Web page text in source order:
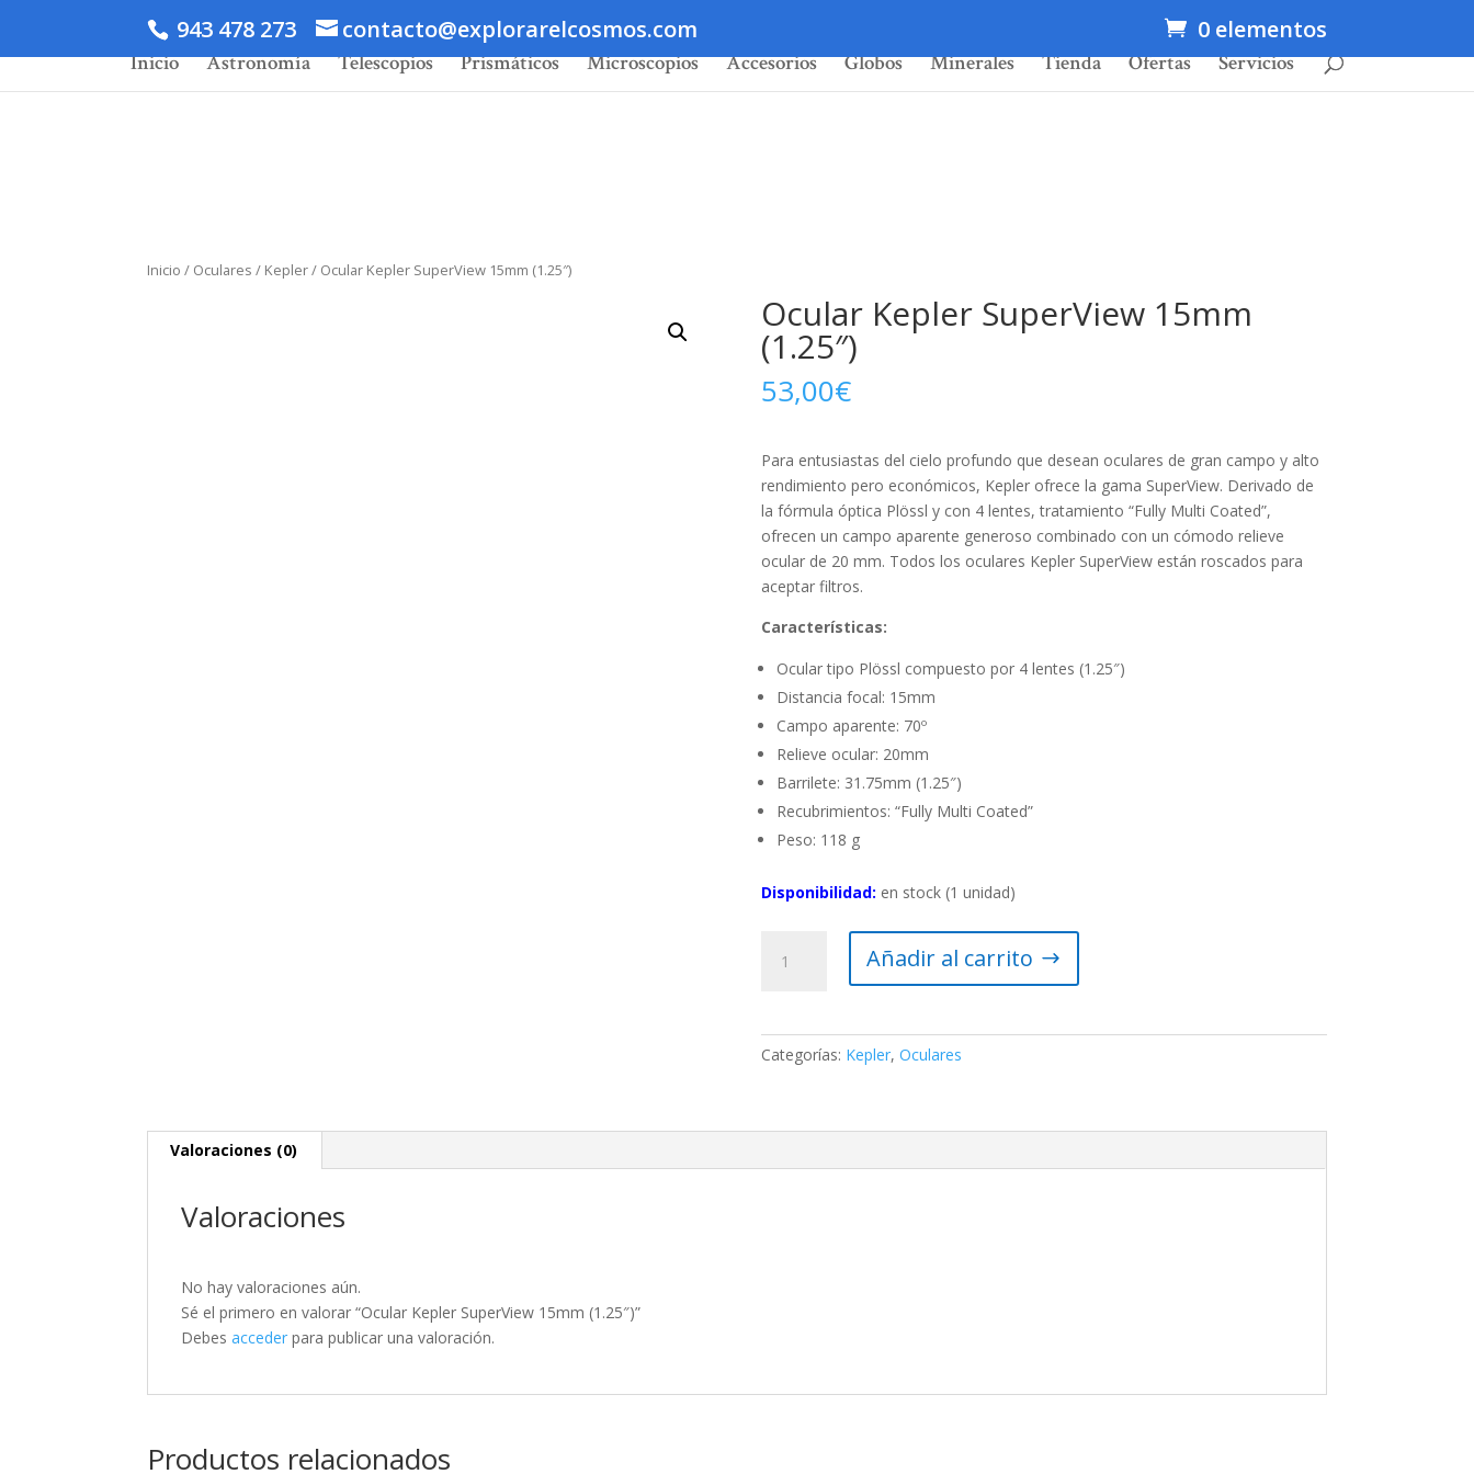
943 478 273 contacto@explorarelcosmos.com 0 elementos
Inicio Astronomía Telescopios Prismáticos Microscopios Accesorios Globos Minerales Tienda Ofertas Servicios
Inicio / Oculares / Kepler/ Ocular Kepler SuperView 15mm (1.25″)
Ocular Kepler SuperView 15mm
(1.25″)
53,00€
Para entusiastas del cielo profundo que desean oculares de gran campo y alto
rendimiento pero económicos, Kepler ofrece la gama SuperView. Derivado de
la fórmula óptica Plössl y con 4 lentes, tratamiento “Fully Multi Coated”,
ofrecen un campo aparente generoso combinado con un cómodo relieve
ocular de 20 mm. Todos los oculares Kepler SuperView están roscados para
aceptar filtros.
Características:
Ocular tipo Plössl compuesto por 4 lentes (1.25″)
Distancia focal: 15mm
Campo aparente: 70º
Relieve ocular: 20mm
Barrilete: 31.75mm (1.25″)
Recubrimientos: “Fully Multi Coated”
Peso: 118 g
Disponibilidad: en stock (1 unidad)
Kepler
cantidad
Añadir al carrito
Categorías: Kepler, Oculares
Valoraciones (0)
Valoraciones
No hay valoraciones aún.
Sé el primero en valorar “Ocular Kepler SuperView 15mm (1.25″)”
Debesacceder para publicar una valoración.
Productos relacionados